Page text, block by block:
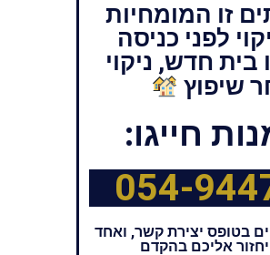
זו המומחיות
לפני כניסה
בית חדש, ניקוי
שיפוץ
חייגו:
054-
בטופס יצירת קשר, ואחד
יחזור אליכם בהקדם